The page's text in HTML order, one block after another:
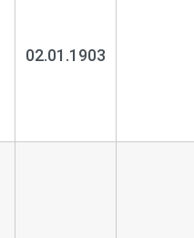
02.01.1903